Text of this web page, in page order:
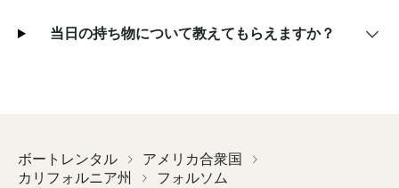
当日の持ち物について教えてもらえますか？
ボートレンタル
アメリカ合衆国
カリフォルニア州
フォルソム